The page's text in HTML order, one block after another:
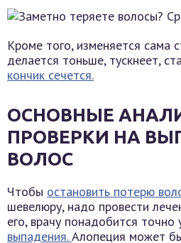
Кроме того, изменяется сама
делается тоньше, тускнеет,
кончик сечется.
ОСНОВНЫЕ
ПРОВЕРКИ НА
ВОЛОС
Чтобы остановить потерю
шевелюру, надо провести
его, врачу понадобится точно
выпадения.Алопеция может